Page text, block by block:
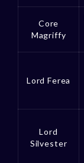
Core
Magriffy
Lord Ferea
Lord
Silvester